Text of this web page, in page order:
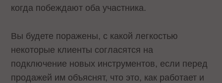
когда побеждают оба участника.
Вы будете поражены, с какой легкостью
некоторые клиенты согласятся на
подключение новых инструментов, если перед
продажей им объяснят, что это, как работает и